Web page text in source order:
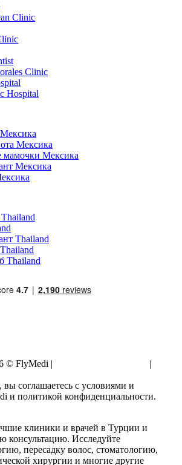
Clinic
Clinic
Hospital
Мексика
мамочки Мексика
Мексика
Thailand
Thailand
© FlyMedi |
|
вы соглашаетесь с условиями и
и политикой конфиденциальности.
клиники и врачей в Турции и
консультацию. Исследуйте
пересадку волос, стоматологию,
хирургии и многие другие